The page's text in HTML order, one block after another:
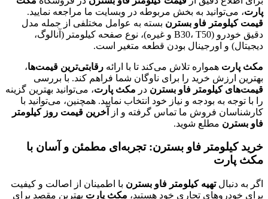
پارت، می‌توانید به بخش مربوطه در وبسایت ما مراجعه نمایید.
قیمت کیلومتر فاو بسترن بسته به عوامل مختلفی از جمله مدل
دقیق خودرو (B30، T50 و غیره)، نوع صفحه کیلومتر (آنالوگ،
دیجیتال) و اورجینال بودن قطعه متغیر است.
مکث پارت همواره تلاش می‌کند تا با ارائه رقابتی‌ترین قیمت‌ها،
بهترین ارزش خرید را برای ناوگان شما فراهم کند. با بررسی
قیمت‌های کیلومتر فاو بسترن در مکث پارت، می‌توانید بهترین گزینه
را با توجه به بودجه و نیاز خود انتخاب نمایید. همچنین، می‌توانید با
کارشناسان فروش ما تماس گرفته و از
آخرین قیمت روز کیلومتر
فاو بسترن مطلع شوید.
خرید کیلومتر فاو بسترن: تجربه‌ای مطمئن و آسان با
مکث پارت
اگر به دنبالتهیه کیلومتر فاو بسترن با اطمینان از اصالت و کیفیت
برای خودروهای تجاری خود هستید، مکث پارت بهترین مقصد برای